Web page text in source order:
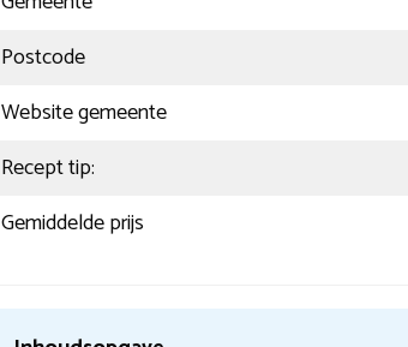
Postcode
Website gemeente
Recept tip:
Gemiddelde prijs